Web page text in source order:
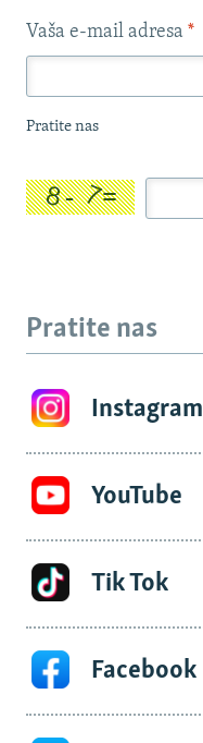
Vaša e-mail adresa *
Pratite nas
Pratite nas
Instagram
YouTube
Tik Tok
Facebook